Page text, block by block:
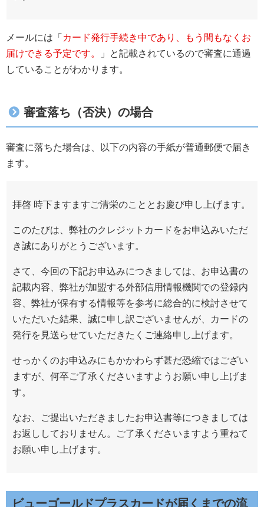
メールには「 カード発行手続き中であり、もう間もなくお
届けできる予定です。
」と記載されているので審査に通過
していることがわかります。
審査落ち（否決）の場合
審査に落ちた場合は、以下の内容の手紙が普通郵便で届き
ます。
拝啓 時下ますますご清栄のこととお慶び申し上げます。
このたびは、弊社のクレジットカードをお申込みいただ
き誠にありがとうございます。
さて、今回の下記お申込みにつきましては、お申込書の
記載内容、弊社が加盟する外部信用情報機関での登録内
容、弊社が保有する情報等を参考に総合的に検討させて
いただいた結果、誠に申し訳ございませんが、カードの
発行を見送らせていただきたくご連絡申し上げます。
せっかくのお申込みにもかかわらず甚だ恐縮ではござい
ますが、何卒ご了承くださいますようお願い申し上げま
す。
なお、ご提出いただきましたお申込書等につきましては
お返ししておりません。ご了承くださいますよう重ねて
お願い申し上げます。
ビューゴールドプラスカードが届くまでの流